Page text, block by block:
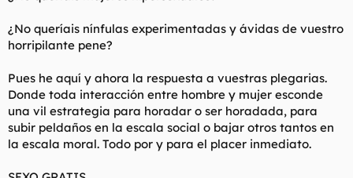
¿No queríais nínfulas experimentadas y ávidas de vuestro
horripilante pene?
Pues he aquí y ahora la respuesta a vuestras plegarias.
Donde toda interacción entre hombre y mujer esconde
una vil estrategia para horadar o ser horadada, para
subir peldaños en la escala social o bajar otros tantos en
la escala moral. Todo por y para el placer inmediato.